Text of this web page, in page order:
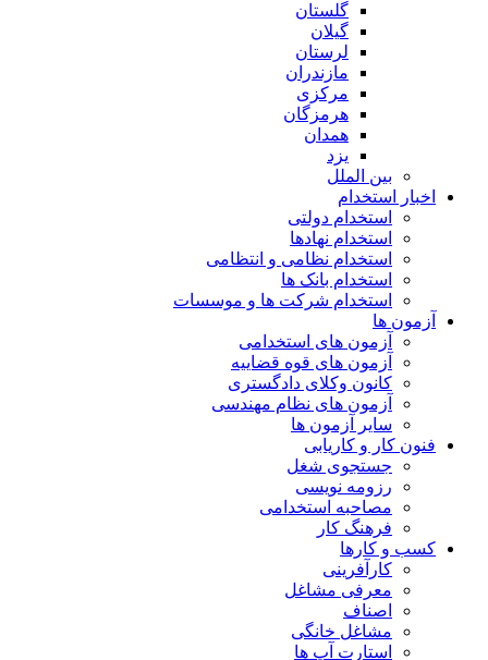
گلستان
گیلان
لرستان
مازندران
مرکزی
هرمزگان
همدان
یزد
بین الملل
اخبار استخدام
استخدام دولتی
استخدام نهادها
استخدام نظامی و انتظامی
استخدام بانک ها
استخدام شرکت ها و موسسات
آزمون ها
آزمون های استخدامی
آزمون های قوه قضاییه
کانون وکلای دادگستری
آزمون های نظام مهندسی
سایر آزمون ها
فنون کار و کاریابی
جستجوی شغل
رزومه نویسی
مصاحبه استخدامی
فرهنگ کار
کسب و کارها
کارآفرینی
معرفی مشاغل
اصناف
مشاغل خانگی
استارت آپ ها